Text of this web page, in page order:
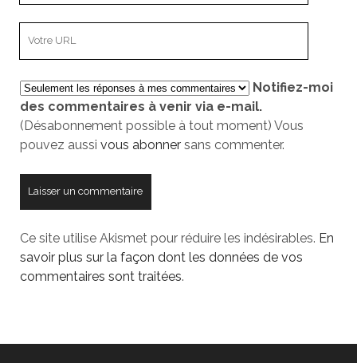
mail
votre
site
Notifiez-moi
des commentaires à venir via e-mail.
(Désabonnement possible à tout moment) Vous
pouvez aussi vous abonnersans commenter.
Ce site utilise Akismet pour réduire les indésirables. En
savoir plus sur la façon dont les données de vos
commentaires sont traitées.